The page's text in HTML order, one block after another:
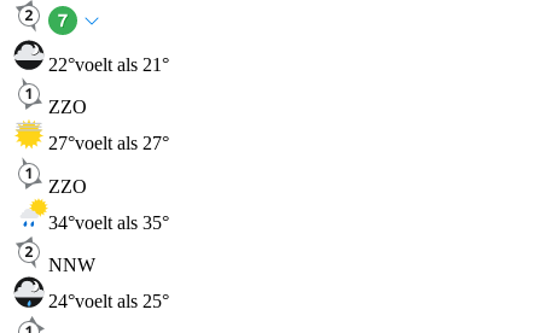
22°voelt als 21°
ZZO
27°voelt als 27°
ZZO
34°voelt als 35°
NNW
24°voelt als 25°